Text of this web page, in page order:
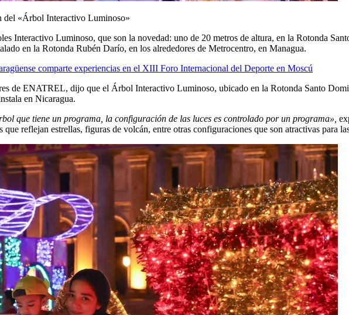
del «Árbol Interactivo Luminoso»
Interactivo Luminoso, que son la novedad: uno de 20 metros de altura, en la Rotonda
en la Rotonda Rubén Darío, en los alrededores de Metrocentro, en Managua.
comparte experiencias en el XIII Foro Internacional del Deporte en Moscú
de ENATREL, dijo que el Árbol Interactivo Luminoso, ubicado en la Rotonda Santo
en Nicaragua.
que tiene un programa, la configuración de las luces es controlado por un programa»,
que reflejan estrellas, figuras de volcán, entre otras configuraciones que son atractivas para